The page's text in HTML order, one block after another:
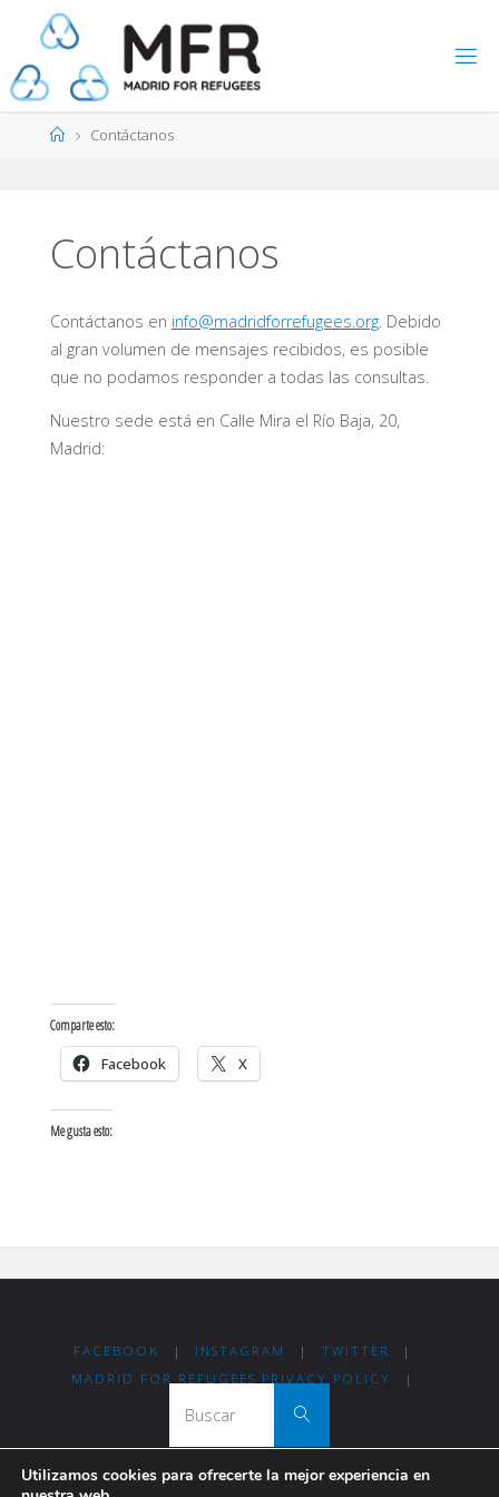
contenido
PáginaContáctanos
Contáctanos
Contáctanos en info@madridforrefugees.org. Debido
al gran volumen de mensajes recibidos, es posible
que no podamos responder a todas las consultas.
Nuestro sede está en Calle Mira el Río Baja, 20,
Madrid:
Comparte esto:
Facebook X
Me gusta esto:
FACEBOOK | INSTAGRAM | TWITTER
|
MADRID FOR REFUGEES PRIVACY POLICY
|
Buscar
Utilizamos cookies para ofrecerte la mejor experiencia en